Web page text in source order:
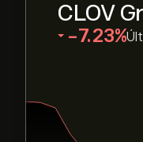
CLOV
‎-7.23‎